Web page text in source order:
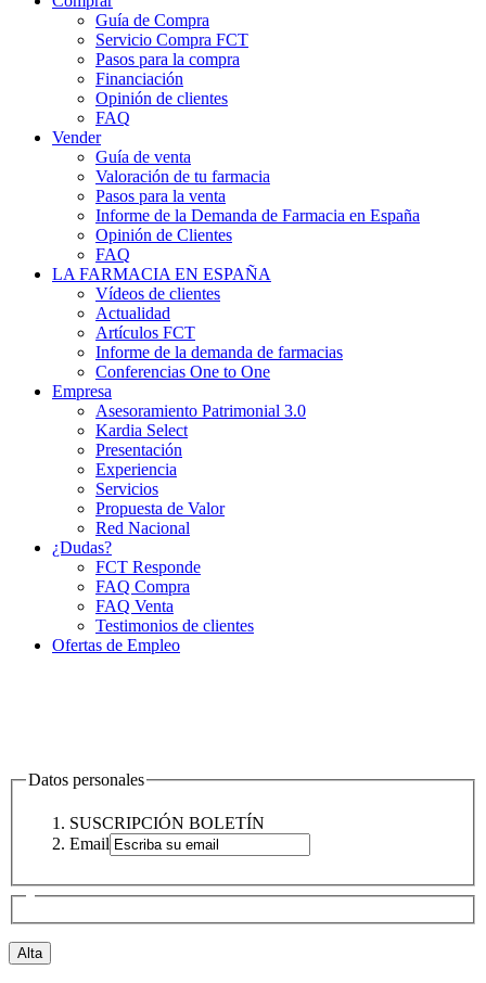
Guía de Compra
Servicio Compra FCT
Pasos para la compra
Financiación
Opinión de clientes
FAQ
Vender
Guía de venta
Valoración de tu farmacia
Pasos para la venta
Informe de la Demanda de Farmacia en España
Opinión de Clientes
FAQ
LA FARMACIA EN ESPAÑA
Vídeos de clientes
Actualidad
Artículos FCT
Informe de la demanda de farmacias
Conferencias One to One
Empresa
Asesoramiento Patrimonial 3.0
Kardia Select
Presentación
Experiencia
Servicios
Propuesta de Valor
Red Nacional
¿Dudas?
FCT Responde
FAQ Compra
FAQ Venta
Testimonios de clientes
Ofertas de Empleo
Datos personales
SUSCRIPCIÓN BOLETÍN
Email